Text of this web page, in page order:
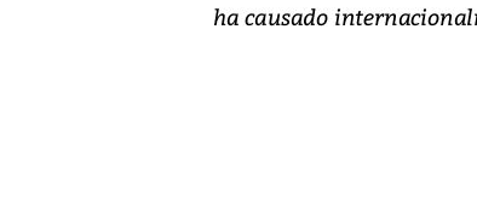
ha causado